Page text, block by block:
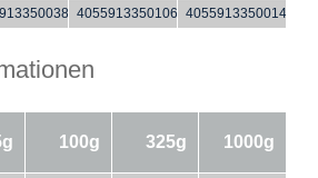
4055913350106 4055913350014
100g 325g 1000g